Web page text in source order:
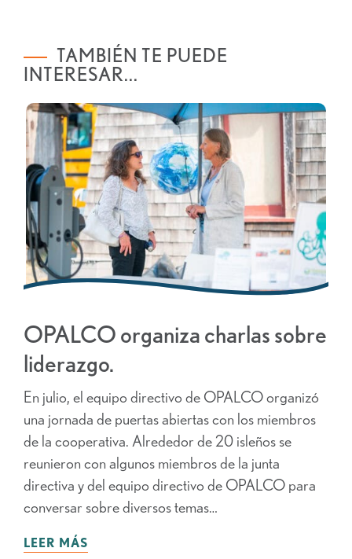
TAMBIÉN TE PUEDE
INTERESAR...
OPALCO organiza charlas sobre
liderazgo.
En julio, el equipo directivo de OPALCO organizó
una jornada de puertas abiertas con los miembros
de la cooperativa. Alrededor de 20 isleños se
reunieron con algunos miembros de la junta
directiva y del equipo directivo de OPALCO para
conversar sobre diversos temas…
LEER MÁS